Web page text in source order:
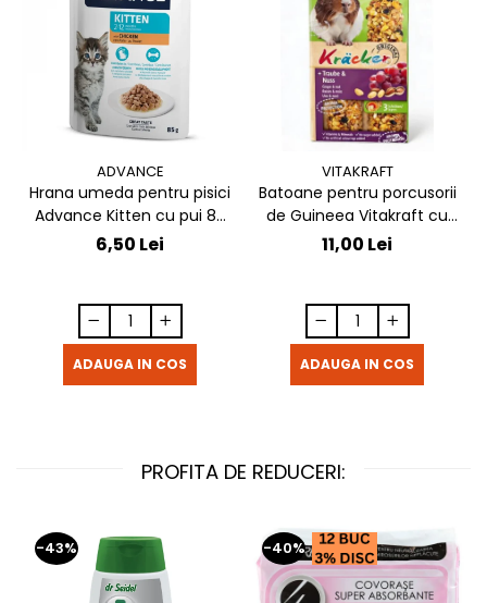
ADVANCE
Hrana umeda pentru pisici
Advance Kitten cu pui 85
gr
6,50 Lei
ADAUGA IN COS
VITAKRAFT
Batoane pentru porcusorii
de Guineea Vitakraft cu
struguri & nuci 2 buc
11,00 Lei
ADAUGA IN COS
PROFITA DE REDUCERI:
-43% -40%